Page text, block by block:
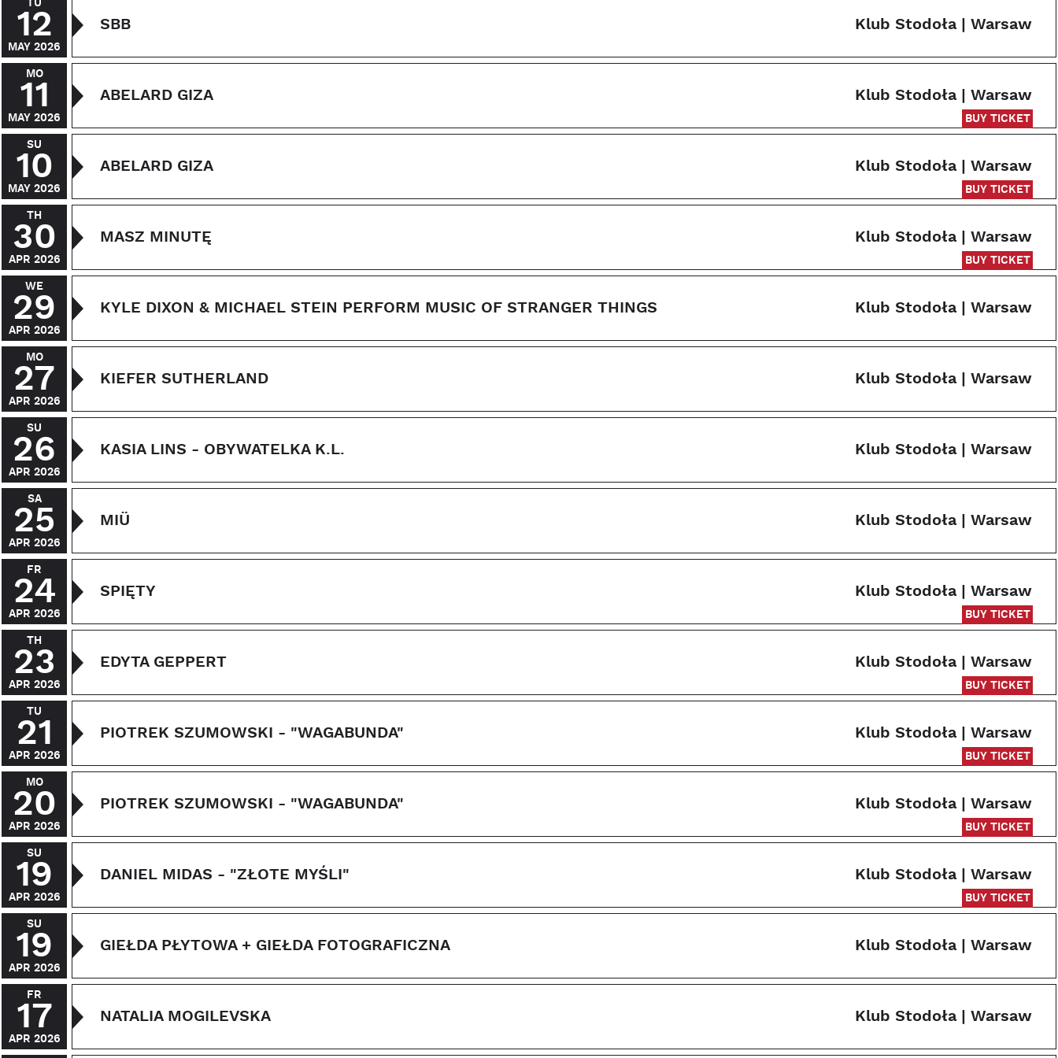
12
MAY 2026
SBB Klub Stodoła | Warsaw
MO
11
MAY 2026
ABELARD GIZA Klub Stodoła | Warsaw
BUY TICKET
SU
10
MAY 2026
ABELARD GIZA Klub Stodoła | Warsaw
BUY TICKET
TH
30
APR 2026
MASZ MINUTĘ Klub Stodoła | Warsaw
BUY TICKET
WE
29
APR 2026
KYLE DIXON & MICHAEL STEIN PERFORM MUSIC OF STRANGER THINGS Klub Stodoła | Warsaw
MO
27
APR 2026
KIEFER SUTHERLAND Klub Stodoła | Warsaw
SU
26
APR 2026
KASIA LINS - OBYWATELKA K.L. Klub Stodoła | Warsaw
SA
25
APR 2026
MIÜ Klub Stodoła | Warsaw
FR
24
APR 2026
SPIĘTY Klub Stodoła | Warsaw
BUY TICKET
TH
23
APR 2026
EDYTA GEPPERT Klub Stodoła | Warsaw
BUY TICKET
TU
21
APR 2026
PIOTREK SZUMOWSKI - "WAGABUNDA" Klub Stodoła | Warsaw
BUY TICKET
MO
20
APR 2026
PIOTREK SZUMOWSKI - "WAGABUNDA" Klub Stodoła | Warsaw
BUY TICKET
SU
19
APR 2026
DANIEL MIDAS - "ZŁOTE MYŚLI" Klub Stodoła | Warsaw
BUY TICKET
SU
19
APR 2026
GIEŁDA PŁYTOWA + GIEŁDA FOTOGRAFICZNA Klub Stodoła | Warsaw
FR
17
APR 2026
NATALIA MOGILEVSKA Klub Stodoła | Warsaw